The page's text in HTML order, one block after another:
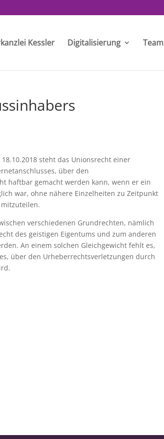
Kessler Digitalisierung Team
steht das Unionsrecht einer
über den
haftbar gemacht werden kann, wenn er ein
war, ohne nähere Einzelheiten zu Zeitpunkt
verschiedenen Grundrechten, nämlich
des geistigen Eigentums und zum anderen
An einem solchen Gleichgewicht fehlt es,
über den Urheberrechtsverletzungen durch